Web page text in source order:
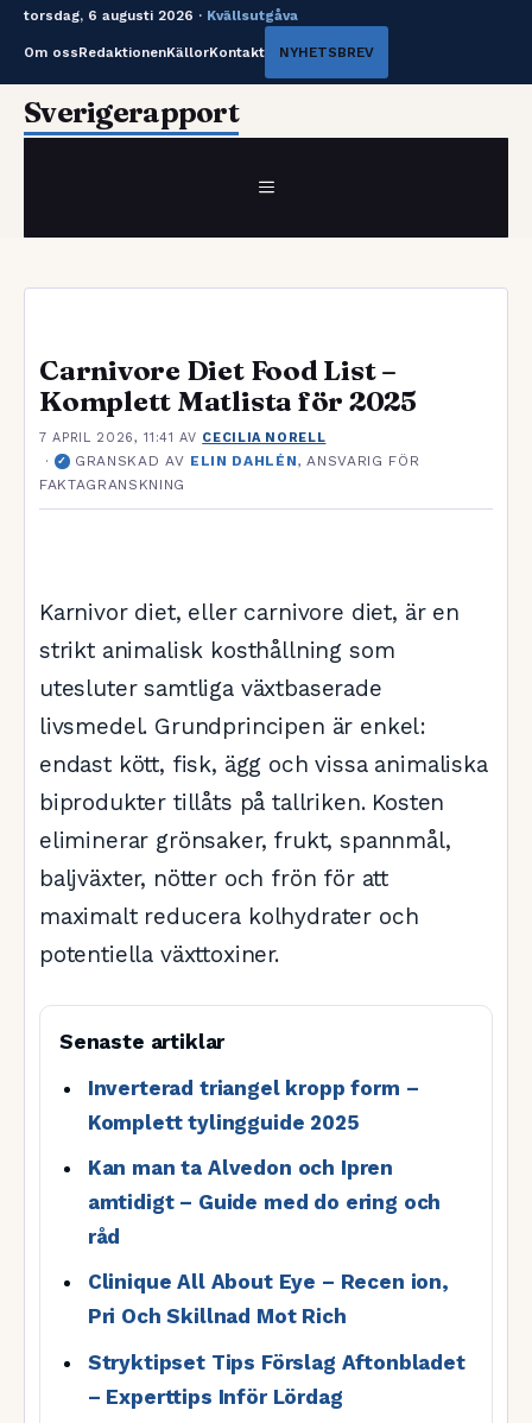
torsdag, 6 augusti 2026 · Kvällsutgåva
Om ossRedaktionenKällorKontakt NYHETSBREV
HoppaSverigerapport
MENY
Carnivore Diet Food List –
Komplett Matlista för 2025
7 APRIL 2026, 11:41 AV CECILIA NORELL
· ✓ GRANSKAD AV ELIN DAHLÉN, ANSVARIG FÖR
FAKTAGRANSKNING
Karnivor diet, eller carnivore diet, är en
strikt animalisk kosthållning som
utesluter samtliga växtbaserade
livsmedel. Grundprincipen är enkel:
endast kött, fisk, ägg och vissa animaliska
biprodukter tillåts på tallriken. Kosten
eliminerar grönsaker, frukt, spannmål,
baljväxter, nötter och frön för att
maximalt reducera kolhydrater och
potentiella växttoxiner.
Senaste artiklar
Inverterad triangel kropp form –
Komplett tylingguide 2025
Kan man ta Alvedon och Ipren
amtidigt – Guide med do ering och
råd
Clinique All About Eye – Recen ion,
Pri Och Skillnad Mot Rich
Stryktipset Tips Förslag Aftonbladet
– Experttips Inför Lördag